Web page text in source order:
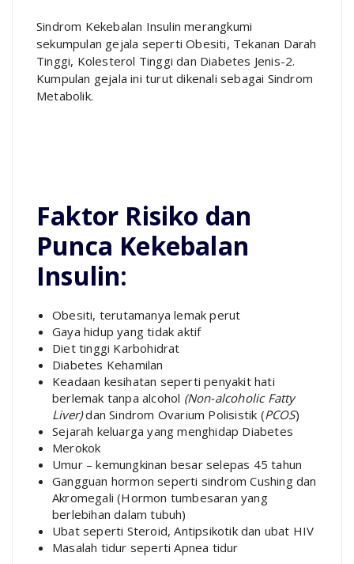
Sindrom Kekebalan Insulin merangkumi
sekumpulan gejala seperti Obesiti, Tekanan Darah
Tinggi, Kolesterol Tinggi dan Diabetes Jenis-2.
Kumpulan gejala ini turut dikenali sebagai Sindrom
Metabolik.
Faktor Risiko dan
Punca Kekebalan
Insulin:
Obesiti, terutamanya lemak perut
Gaya hidup yang tidak aktif
Diet tinggi Karbohidrat
Diabetes Kehamilan
Keadaan kesihatan seperti penyakit hati
berlemak tanpa alcohol (Non-alcoholic Fatty
Liver)dan Sindrom Ovarium Polisistik (PCOS)
Sejarah keluarga yang menghidap Diabetes
Merokok
Umur – kemungkinan besar selepas 45 tahun
Gangguan hormon seperti sindrom Cushing dan
Akromegali (Hormon tumbesaran yang
berlebihan dalam tubuh)
Ubat seperti Steroid, Antipsikotik dan ubat HIV
Masalah tidur seperti Apnea tidur